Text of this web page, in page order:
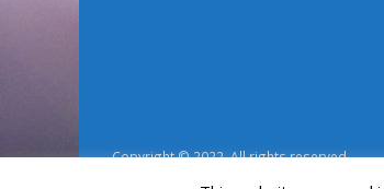
Copyright © 2022. All rights reserved.